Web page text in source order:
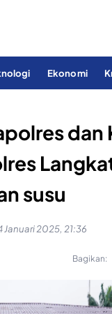
Ekonomi
dan
susu
Januari 2025, 21:36
Bagikan: